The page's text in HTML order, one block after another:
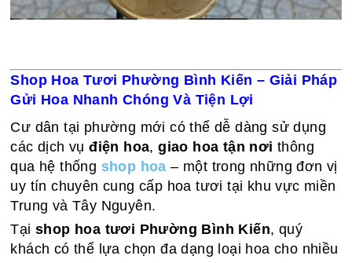
Shop Hoa Tươi Phường Bình Kiến – Giải Pháp
Gửi Hoa Nhanh Chóng Và Tiện Lợi
Cư dân tại phường mới có thể dễ dàng sử dụng
các dịch vụđiện hoa,giao hoa tận nơi thông
qua hệ thống shop hoa – một trong những đơn vị
uy tín chuyên cung cấp hoa tươi tại khu vực miền
Trung và Tây Nguyên.
Tạishop hoa tươi Phường Bình Kiến, quý
khách có thể lựa chọn đa dạng loại hoa cho nhiều